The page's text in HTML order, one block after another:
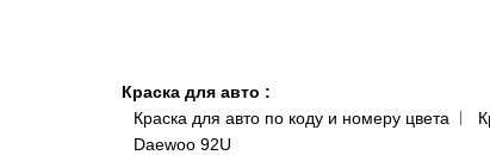
Краска для авто :
Краска для авто по коду и номеру цвета
Daewoo 92U